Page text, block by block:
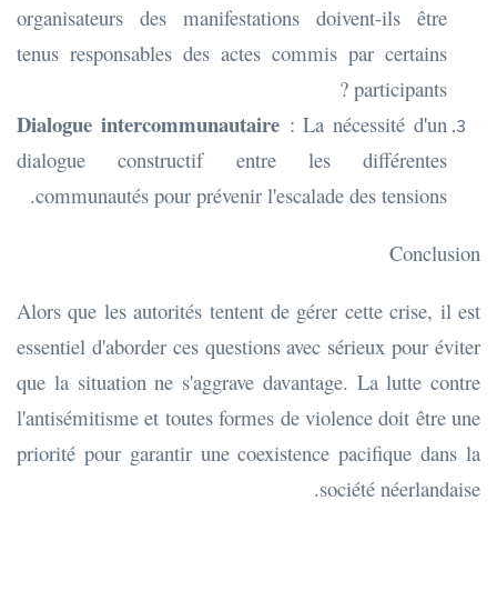
organisateurs des manifestations doivent-ils être
tenus responsables des actes commis par certains
participants ?
Dialogue intercommunautaire: La nécessité d'un
dialogue constructif entre les différentes
communautés pour prévenir l'escalade des tensions.
Conclusion
Alors que les autorités tentent de gérer cette crise, il est
essentiel d'aborder ces questions avec sérieux pour éviter
que la situation ne s'aggrave davantage. La lutte contre
l'antisémitisme et toutes formes de violence doit être une
priorité pour garantir une coexistence pacifique dans la
société néerlandaise.